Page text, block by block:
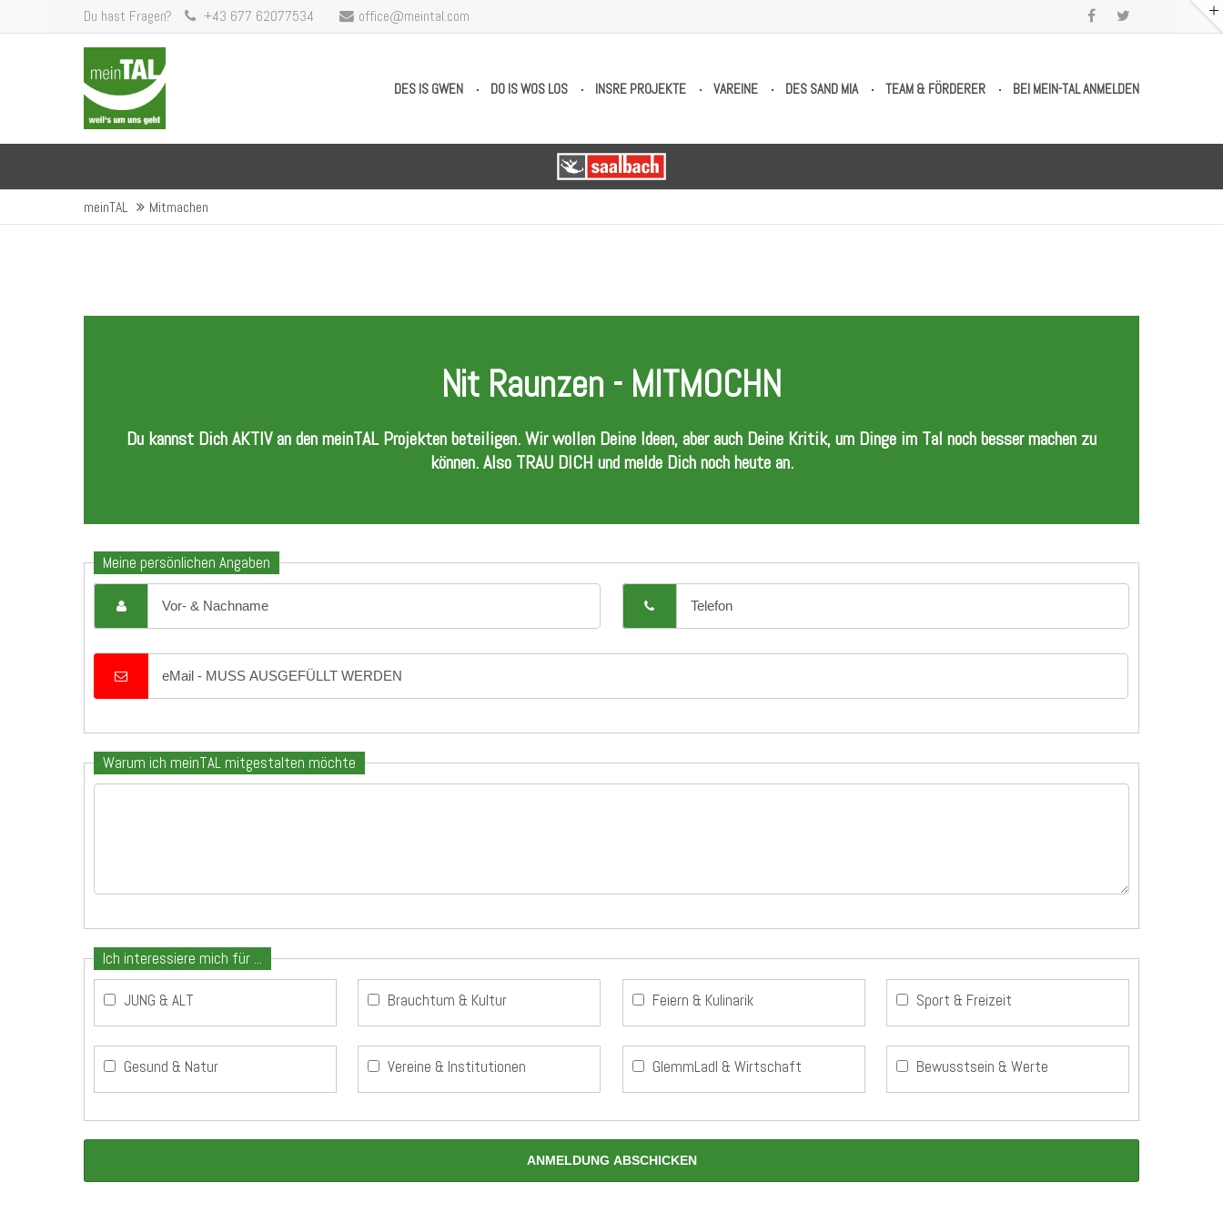
Du hast Fragen? +43 677 62077534 office@meintal.com
DES IS GWEN DO IS WOS LOS INSRE PROJEKTE VAREINE DES SAND MIA TEAM & FÖRDERER BEI MEIN-TAL ANMELDEN
meinTAL Mitmachen
Nit Raunzen - MITMOCHN
Du kannst Dich AKTIV an den meinTAL Projekten beteiligen. Wir wollen Deine Ideen, aber auch Deine Kritik, um Dinge im Tal noch besser machen zu
können. Also TRAU DICH und melde Dich noch heute an.
Meine persönlichen Angaben
Warum ich meinTAL mitgestalten möchte
Ich interessiere mich für ...
JUNG & ALT Brauchtum & Kultur Feiern & Kulinarik Sport & Freizeit
Gesund & Natur Vereine & Institutionen GlemmLadl & Wirtschaft Bewusstsein & Werte